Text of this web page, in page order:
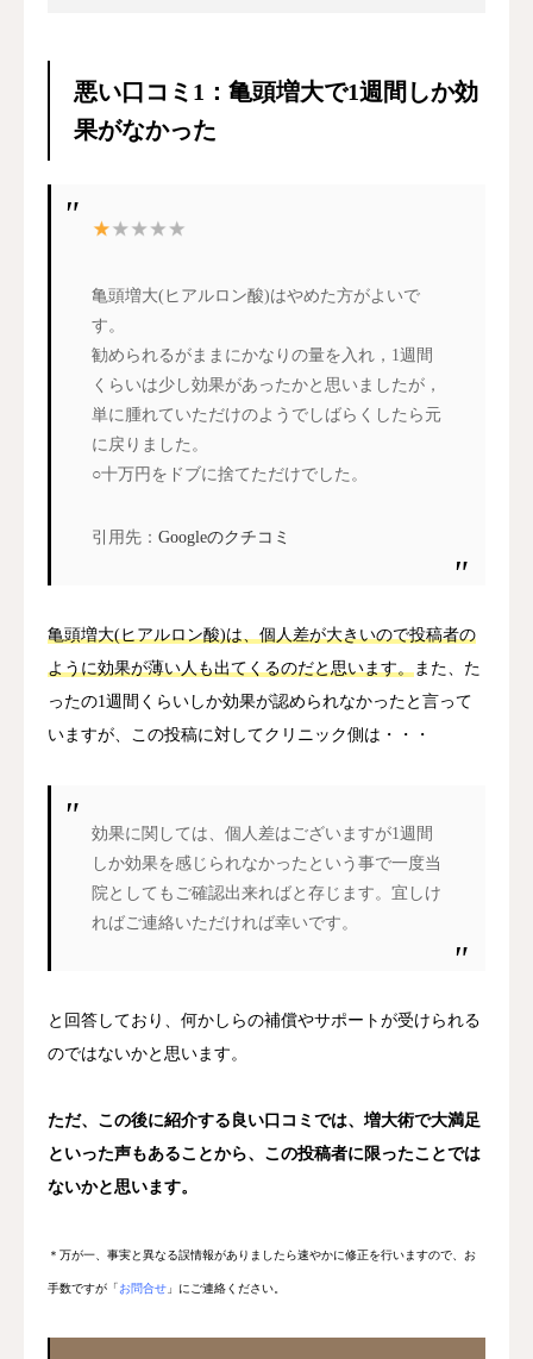
学会・団体指針
個人情報保護法 患者の個人情報・診療記録
Web運用 コンテンツ全般
悪い口コミ1：亀頭増大で1週間しか効
果がなかった
亀頭増大(ヒアルロン酸)はやめた方がよいで
す。
勧められるがままにかなりの量を入れ，1週間
くらいは少し効果があったかと思いましたが，
単に腫れていただけのようでしばらくしたら元
に戻りました。
○十万円をドブに捨てただけでした。
引用先： Googleのクチコミ
亀頭増大(ヒアルロン酸)は、個人差が大きいので投稿者の
ように効果が薄い人も出てくるのだと思います。また、た
ったの1週間くらいしか効果が認められなかったと言って
いますが、この投稿に対してクリニック側は・・・
効果に関しては、個人差はございますが1週間
しか効果を感じられなかったという事で一度当
院としてもご確認出来ればと存じます。宜しけ
ればご連絡いただければ幸いです。
と回答しており、何かしらの補償やサポートが受けられる
のではないかと思います。
ただ、この後に紹介する良い口コミでは、増大術で大満足
といった声もあることから、この投稿者に限ったことでは
ないかと思います。
＊万が一、事実と異なる誤情報がありましたら速やかに修正を行いますので、お
手数ですが「 お問合せ 」にご連絡ください。